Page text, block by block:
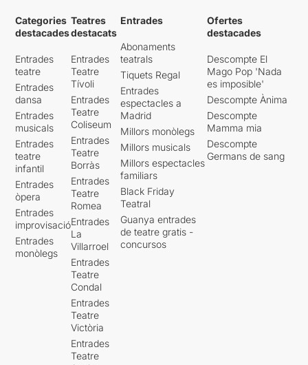
Categories
destacades
Entrades
teatre
Entrades
dansa
Entrades
musicals
Entrades
teatre
infantil
Entrades
òpera
Entrades
improvisació
Entrades
monòlegs
Teatres
destacats
Entrades
Teatre
Tívoli
Entrades
Teatre
Coliseum
Entrades
Teatre
Borràs
Entrades
Teatre
Romea
Entrades
La
Villarroel
Entrades
Teatre
Condal
Entrades
Teatre
Victòria
Entrades
Teatre
Entrades
Abonaments
teatrals
Tiquets Regal
Entrades
espectacles a
Madrid
Millors monòlegs
Millors musicals
Millors espectacles
familiars
Black Friday
Teatral
Guanya entrades
de teatre gratis -
concursos
Ofertes
destacades
Descompte El
Mago Pop 'Nada
es imposible'
Descompte Ànima
Descompte
Mamma mia
Descompte
Germans de sang